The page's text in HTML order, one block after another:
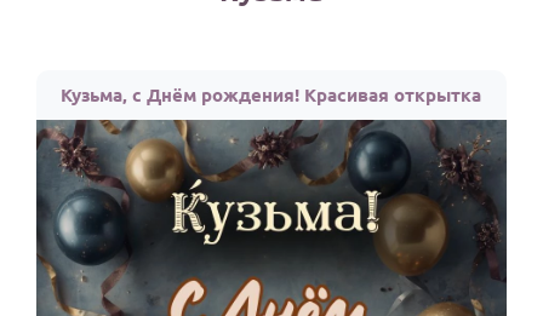
Открытки
Стихи и тексты
ПРАЗДНИКИ
С Днем рождения
Юбилей
ОТЗЫВЫ
Кузьма, с Днём рождения! Красивая открытка